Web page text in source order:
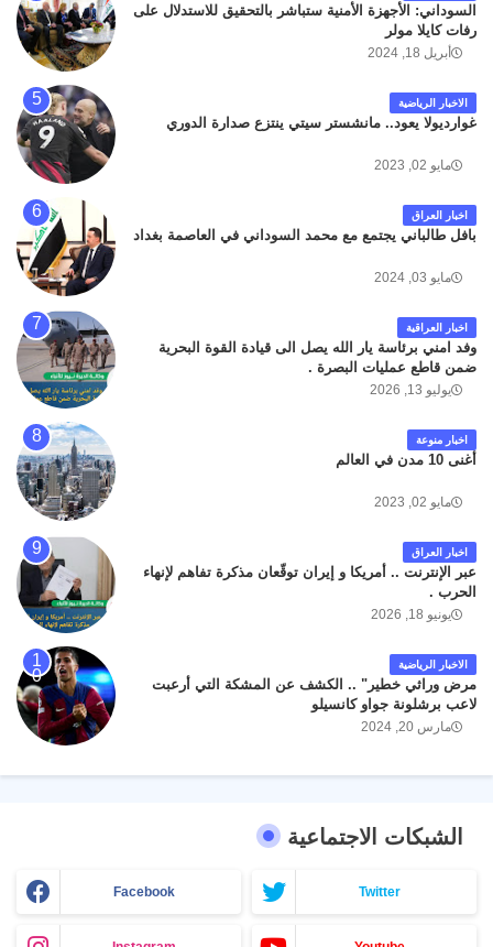
السوداني: الأجهزة الأمنية ستباشر بالتحقيق للاستدلال على
رفات كايلا مولر
أبريل 18, 2024
الاخبار الرياضية
غوارديولا يعود.. مانشستر سيتي ينتزع صدارة الدوري
مايو 02, 2023
اخبار العراق
بافل طالباني يجتمع مع محمد السوداني في العاصمة بغداد
مايو 03, 2024
اخبار العراقية
وفد امني برئاسة يار الله يصل الى قيادة القوة البحرية
ضمن قاطع عمليات البصرة .
يوليو 13, 2026
اخبار منوعة
أغنى 10 مدن في العالم
مايو 02, 2023
اخبار العراق
عبر الإنترنت .. أمريكا و إيران توقّعان مذكرة تفاهم لإنهاء
الحرب .
يونيو 18, 2026
الاخبار الرياضية
مرض وراثي خطير" .. الكشف عن المشكة التي أرعبت
لاعب برشلونة جواو كانسيلو
مارس 20, 2024
الشبكات الاجتماعية
Facebook Twitter